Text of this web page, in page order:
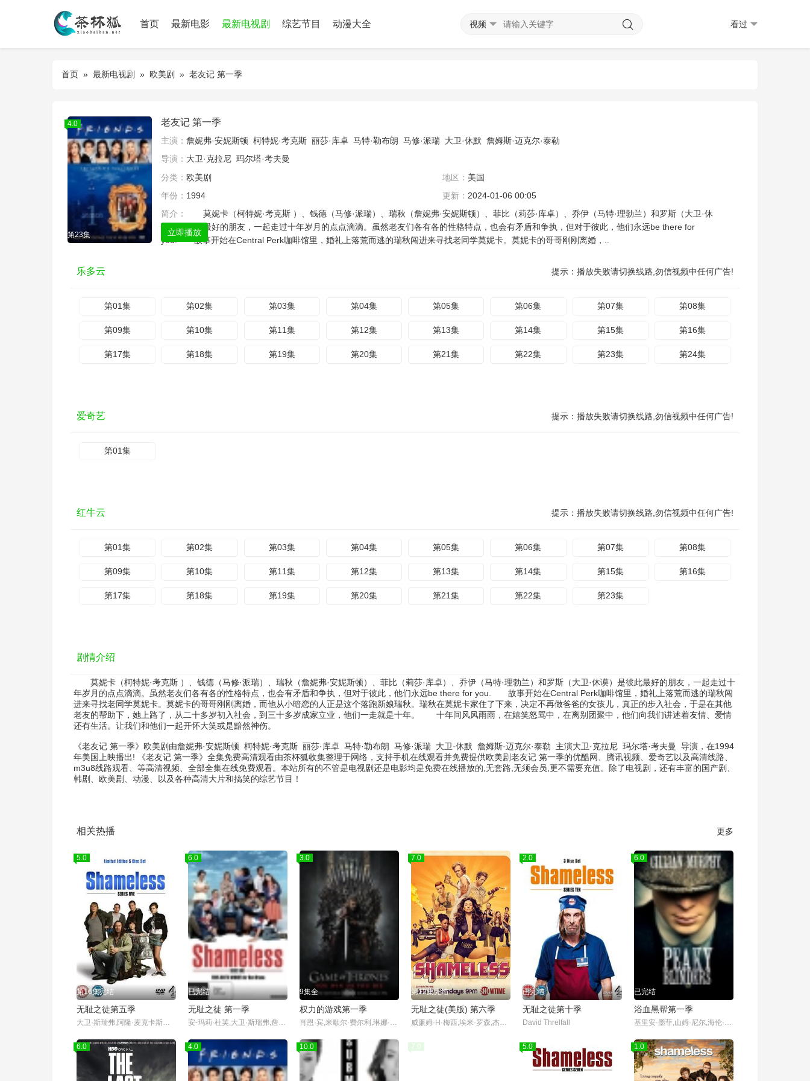
首页 最新电影 最新电视剧 综艺节目 动漫大全 视频 看过
首页 » 最新电视剧 » 欧美剧 » 老友记 第一季
4.0
第23集
老友记 第一季
主演： 詹妮弗·安妮斯顿 柯特妮·考克斯 丽莎·库卓 马特·勒布朗 马修·派瑞 大卫·休默 詹姆斯·迈克尔·泰勒
导演： 大卫·克拉尼 玛尔塔·考夫曼
分类： 欧美剧 地区： 美国
年份： 1994 更新： 2024-01-06 00:05
简介：
莫妮卡（柯特妮·考克斯 ）、钱德（马修·派瑞）、瑞秋（詹妮弗·安妮斯顿）、菲比（莉莎·库卓）、乔伊（马特·理勃兰）和罗斯（大卫·休
谟）是彼此最好的朋友，一起走过十年岁月的点点滴滴。虽然老友们各有各的性格特点，也会有矛盾和争执，但对于彼此，他们永远be there for
you. 故事开始在Central Perk咖啡馆里，婚礼上落荒而逃的瑞秋闯进来寻找老同学莫妮卡。莫妮卡的哥哥刚刚离婚，..
立即播放
乐多云 提示：播放失败请切换线路,勿信视频中任何广告!
第01集 第02集 第03集 第04集 第05集 第06集 第07集 第08集
第09集 第10集 第11集 第12集 第13集 第14集 第15集 第16集
第17集 第18集 第19集 第20集 第21集 第22集 第23集 第24集
爱奇艺 提示：播放失败请切换线路,勿信视频中任何广告!
第01集
红牛云 提示：播放失败请切换线路,勿信视频中任何广告!
第01集 第02集 第03集 第04集 第05集 第06集 第07集 第08集
第09集 第10集 第11集 第12集 第13集 第14集 第15集 第16集
第17集 第18集 第19集 第20集 第21集 第22集 第23集
剧情介绍
莫妮卡（柯特妮·考克斯 ）、钱德（马修·派瑞）、瑞秋（詹妮弗·安妮斯顿）、菲比（莉莎·库卓）、乔伊（马特·理勃兰）和罗斯（大卫·休谟）是彼此最好的朋友，一起走过十
年岁月的点点滴滴。虽然老友们各有各的性格特点，也会有矛盾和争执，但对于彼此，他们永远be there for you. 故事开始在Central Perk咖啡馆里，婚礼上落荒而逃的瑞秋闯
进来寻找老同学莫妮卡。莫妮卡的哥哥刚刚离婚，而他从小暗恋的人正是这个落跑新娘瑞秋。瑞秋在莫妮卡家住了下来，决定不再做爸爸的女孩儿，真正的步入社会，于是在其他
老友的帮助下，她上路了，从二十多岁初入社会，到三十多岁成家立业，他们一走就是十年。 十年间风风雨雨，在嬉笑怒骂中，在离别团聚中，他们向我们讲述着友情、爱情
还有生活。让我们和他们一起开怀大笑或是黯然神伤。
《老友记 第一季》欧美剧由詹妮弗·安妮斯顿 柯特妮·考克斯 丽莎·库卓 马特·勒布朗 马修·派瑞 大卫·休默 詹姆斯·迈克尔·泰勒 主演大卫·克拉尼 玛尔塔·考夫曼
导演，在1994
年美国上映播出! 《老友记 第一季》全集免费高清观看由茶杯狐收集整理于网络，支持手机在线观看并免费提供欧美剧老友记 第一季的优酷网、腾讯视频、爱奇艺以及高清线路、
m3u8线路观看、等高清视频、全部全集在线免费观看。本站所有的不管是电视剧还是电影均是免费在线播放的,无套路,无须会员,更不需要充值。除了电视剧，还有丰富的国产剧、
韩剧、欧美剧、动漫、以及各种高清大片和搞笑的综艺节目！
相关热播 更多
5.0
第16集完结
无耻之徒第五季
6.0
已完结
无耻之徒 第一季
3.0
9集全
权力的游戏第一季
7.0
第12集完结
无耻之徒(美版) 第六季
2.0
已完结
无耻之徒第十季
David Threlfall
6.0
已完结
浴血黑帮第一季
6.0 4.0 10.0 7.0 5.0 1.0